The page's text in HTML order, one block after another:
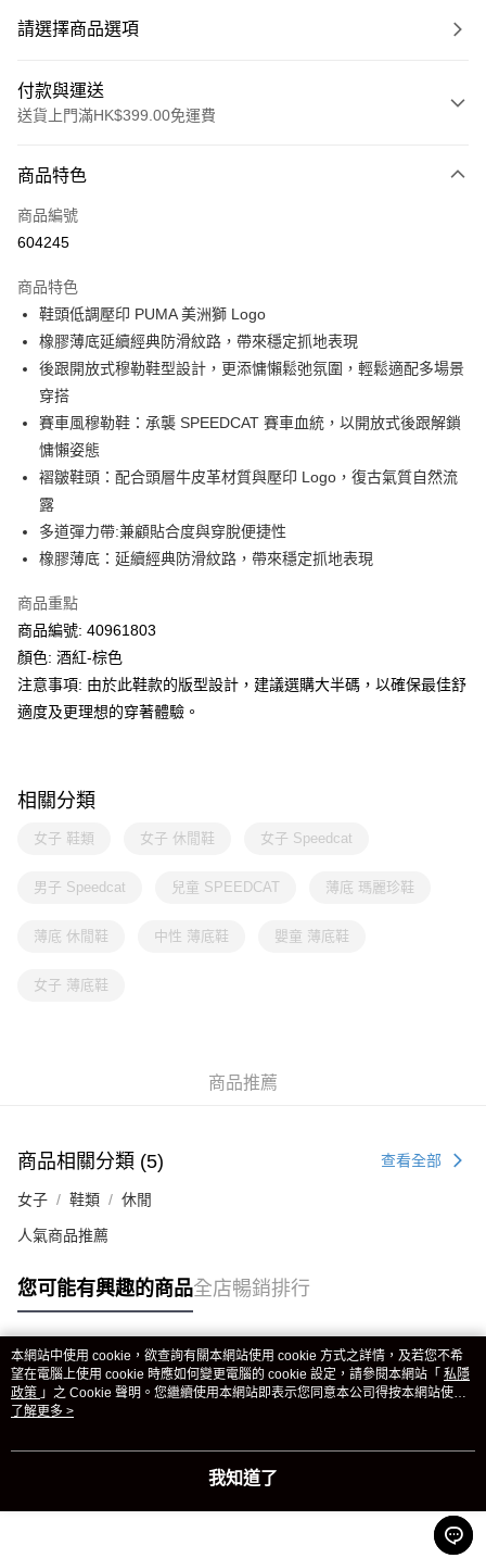
請選擇商品選項
付款與運送
送貨上門滿HK$399.00免運費
信用卡
線上付款
Alipay, PayMe, WeChat Pay, UnionPay, FPS
送貨方式
單筆訂單淨值滿$399可享免運費優惠
每筆HK$30.00，滿HK$399.00或以上免運費
滿$599可享澳門免運費優惠 運費表
商品特色
商品編號
604245
商品特色
鞋頭低調壓印 PUMA 美洲獅 Logo
橡膠薄底延續經典防滑紋路，帶來穩定抓地表現
後跟開放式穆勒鞋型設計，更添慵懶鬆弛氛圍，輕鬆適配多場景
穿搭
賽車風穆勒鞋：承襲 SPEEDCAT 賽車血統，以開放式後跟解鎖
慵懶姿態
褶皺鞋頭：配合頭層牛皮革材質與壓印 Logo，復古氣質自然流
露
多道彈力帶:兼顧貼合度與穿脫便捷性
橡膠薄底：延續經典防滑紋路，帶來穩定抓地表現
商品重點
商品編號: 40961803
顏色: 酒紅-棕色
注意事項: 由於此鞋款的版型設計，建議選購大半碼，以確保最佳舒
適度及更理想的穿著體驗。
相關分類
女子 鞋類 女子 休閒鞋 女子 Speedcat
男子 Speedcat 兒童 SPEEDCAT 薄底 瑪麗珍鞋
薄底 休閒鞋 中性 薄底鞋 嬰童 薄底鞋
女子 薄底鞋
商品推薦
商品相關分類 (5) 查看全部
女子 鞋類 休閒
人氣商品推薦
您可能有興趣的商品全店暢銷排行
熱門標籤
熱銷排行
本網站中使用 cookie，欲查詢有關本網站使用 cookie 方式之詳情，及若您不希
望在電腦上使用 cookie 時應如何變更電腦的 cookie 設定，請參閱本網站「 私隱
政策 」之 Cookie 聲明。您繼續使用本網站即表示您同意本公司得按本網站使用
條款之 Cookie 聲明使用 cookie。
了解更多 >
我知道了